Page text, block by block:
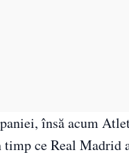
însă acum
ce Real Madrid